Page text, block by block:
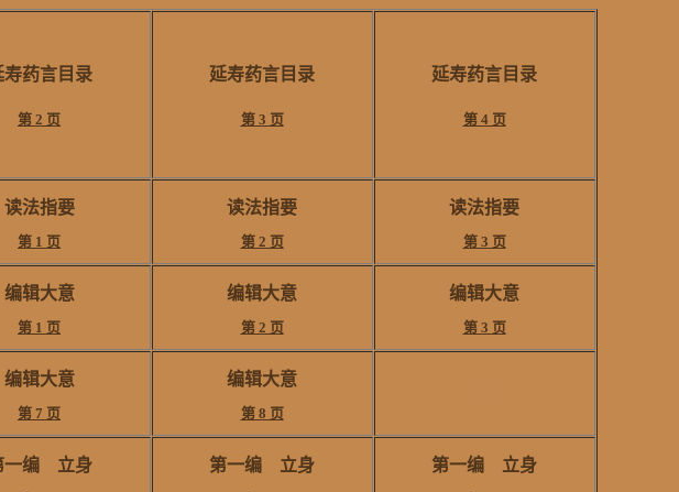
寿药言目录
第 2 页
延寿药言目录
第 3 页
延寿药言目录
第 4 页
读法指要
第 1 页
读法指要
第 2 页
读法指要
第 3 页
编辑大意
第 1 页
编辑大意
第 2 页
编辑大意
第 3 页
编辑大意
第 7 页
编辑大意
第 8 页
一编 立身
第一编 立身
第一编 立身